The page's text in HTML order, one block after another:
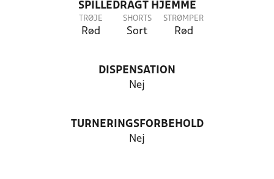
SPILLEDRAGT HJEMME
TRØJE
Rød
SHORTS
Sort
STRØMPER
Rød
DISPENSATION
Nej
TURNERINGSFORBEHOLD
Nej